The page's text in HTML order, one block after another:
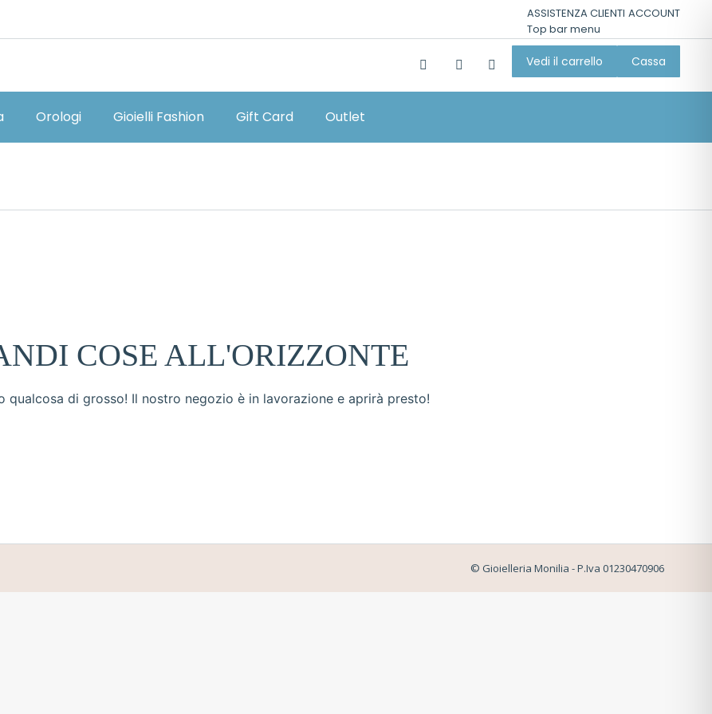
ASSISTENZA CLIENTI ACCOUNT
Top bar menu
Vedi il carrello Cassa
Orologi Gioielli Fashion Gift Card Outlet
COSE ALL'ORIZZONTE
qualcosa di grosso! Il nostro negozio è in lavorazione e aprirà presto!
© Gioielleria Monilia - P.Iva 01230470906